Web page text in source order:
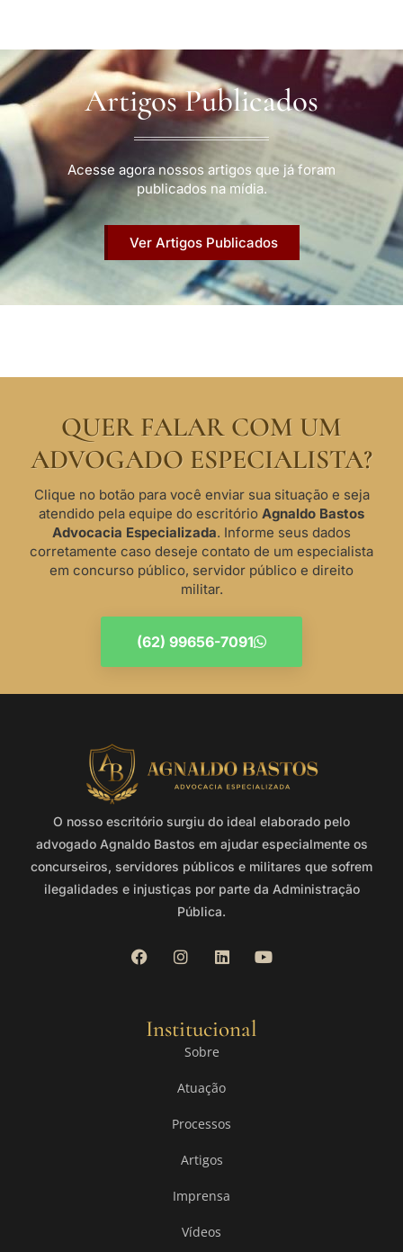
Artigos Publicados
Acesse agora nossos artigos que já foram
publicados na mídia.
Ver Artigos Publicados
QUER FALAR COM UM
ADVOGADO ESPECIALISTA?
Clique no botão para você enviar sua situação e seja
atendido pela equipe do escritório Agnaldo Bastos
Advocacia Especializada. Informe seus dados
corretamente caso deseje contato de um especialista
em concurso público, servidor público e direito
militar.
(62) 99656-7091
O nosso escritório surgiu do ideal elaborado pelo
advogado Agnaldo Bastos em ajudar especialmente os
concurseiros, servidores públicos e militares que sofrem
ilegalidades e injustiças por parte da Administração
Pública.
Institucional
Sobre
Atuação
Processos
Artigos
Imprensa
Vídeos